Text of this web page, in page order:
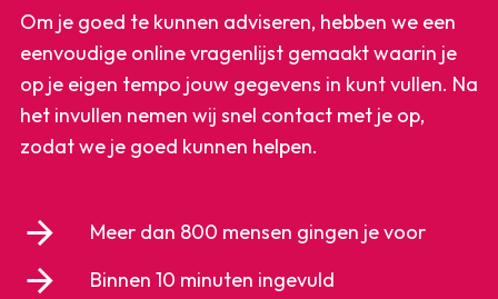
Om je goed te kunnen adviseren, hebben we een
eenvoudige online vragenlijst gemaakt waarin je
op je eigen tempo jouw gegevens in kunt vullen. Na
het invullen nemen wij snel contact met je op,
zodat we je goed kunnen helpen.
Meer dan 800 mensen gingen je voor
Binnen 10 minuten ingevuld